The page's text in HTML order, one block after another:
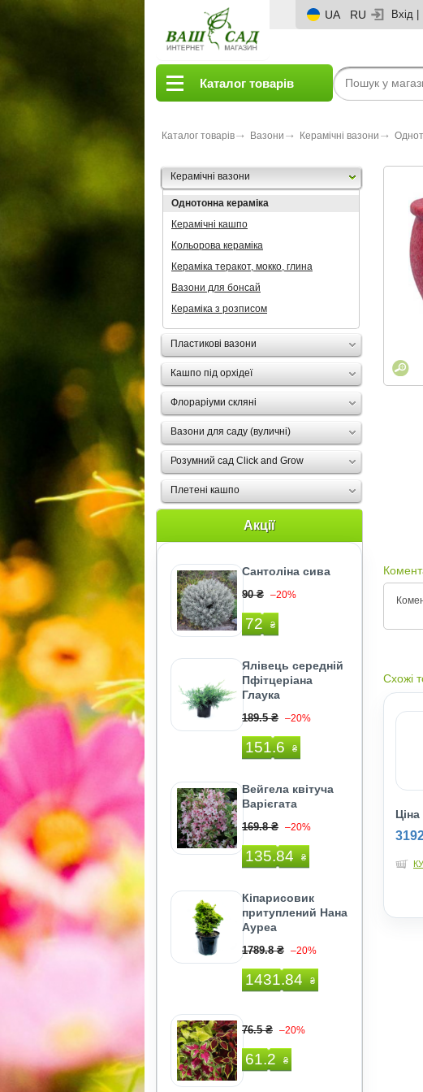
UA RU Вхід
Каталог товарів
Каталог товарів Вазони Керамічні вазони
Керамічні вазони
Однотонна кераміка
Керамічні кашпо
Кольорова кераміка
Кераміка теракот, мокко, глина
Вазони для бонсай
Кераміка з розписом
Пластикові вазони
Кашпо під орхідеї
Флораріуми скляні
Вазони для саду (вуличні)
Розумний сад Click and Grow
Плетені кашпо
Акції
Сантоліна сива
90 ₴ –20%
72 ₴
Ялівець середній
Пфітцеріана
Глаука
189.5 ₴ –20%
151.6 ₴
Вейгела квітуча
Варієгата
169.8 ₴ –20%
135.84 ₴
Кіпарисовик
притуплений Нана
Ауреа
1789.8 ₴ –20%
1431.84 ₴
76.5 ₴ –20%
61.2 ₴
Схожі